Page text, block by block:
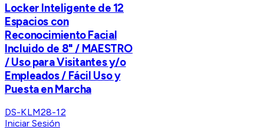
Locker Inteligente de 12
Espacios con
Reconocimiento Facial
Incluido de 8" / MAESTRO
/ Uso para Visitantes y/o
Empleados / Fácil Uso y
Puesta en Marcha
DS-KLM28-12
Iniciar Sesión